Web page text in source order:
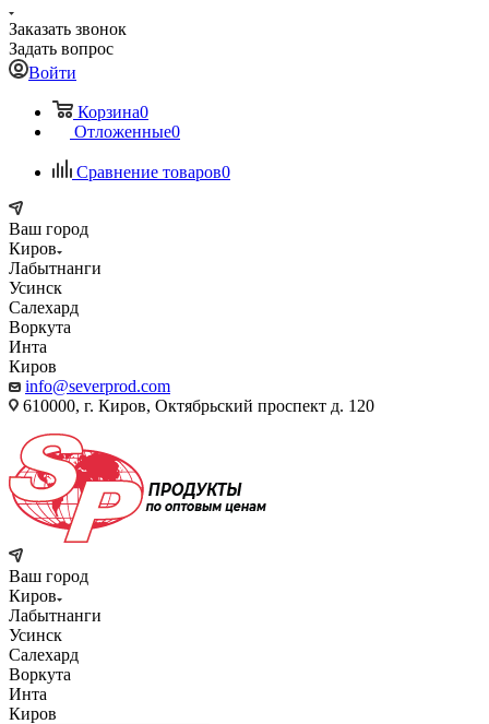
Заказать звонок
Задать вопрос
Войти
Корзина0
Отложенные0
Сравнение товаров0
Ваш город
Киров
Лабытнанги
Усинск
Салехард
Воркута
Инта
Киров
info@severprod.com
610000, г. Киров, Октябрьский проспект д. 120
Ваш город
Киров
Лабытнанги
Усинск
Салехард
Воркута
Инта
Киров